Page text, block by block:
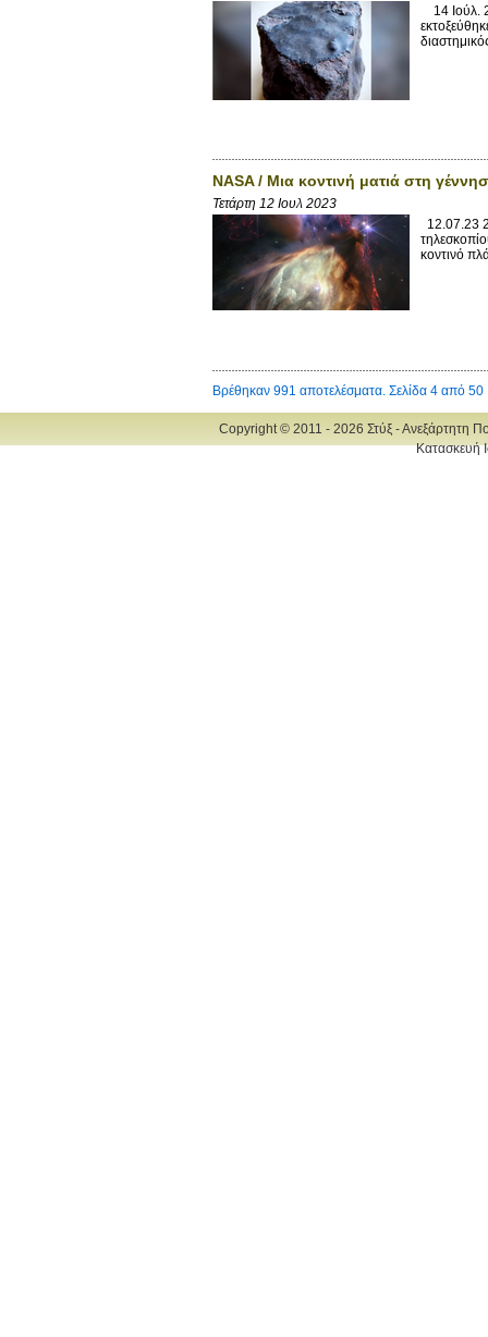
14 Ιούλ.
NASA / Μια κοντινή ματιά στη
Τετάρτη 12 Ιουλ 2023
12.07.23
κοντινό
Βρέθηκαν 991 αποτελέσματα. Σελίδα 4 από 50
Copyright © 2011 - 2026 Στύξ - Ανεξάρτητη
Κατασκευή